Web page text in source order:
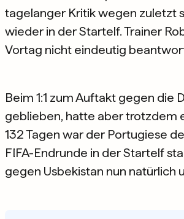
tagelanger Kritik wegen zuletzt
wieder in der Startelf. Trainer
Vortag nicht eindeutig
Beim 1:1 zum Auftakt gegen die
geblieben, hatte aber trotzdem
132 Tagen war der Portugiese
FIFA-Endrunde in der Startelf
gegen Usbekistan nun natürlich